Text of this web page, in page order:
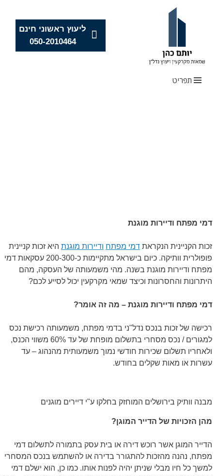
תפריט
ליעוץ ראשוני חינם
050-2010464
דמי מפתח ודיירות מוגנת
זכות הקניינית הנקראת דמי מפתח ודיירות מוגנת היא זכות קניינית
פופולרית וותיקה. כיום בישראל מתקיימות כ-200-300 עסקאות דמי
מפתח ודיירות מוגנת בשנה. מהי משמעותה של העסקה, מהם
היתרונות והחסרונות וכיצד שמאי מקרקעין יכול לסייע לכם?
דמי מפתח ודיירות מוגנת – מה זה אומר?
רכישה של זכות בנכס נדל"ני בדמי מפתח, משמעותה רכישת נכס
למגורים / נכס מסחרי בתשלום מופחת של עד 60% משווי הכנס,
ולאחריו תשלום שכירות חודשי נמוך משמעותית מהנהוג – עד
עשרות או מאות שקלים בחודש.
מבנה וותיק בירושלים המוחזק בחלקו ע"י דיירים מוגנים
מהן הזכויות של הדייר המוגן?
הדייר המוגן אשר רוכש דירה או בית עסק בתמורה לתשלום דמי
מפתח, נהנה מהזכות להתגורר בדירה או להשתמש בנכס המסחרי
למשך כל חיו מבלי שניתן יהיה לפנות אותו. כמו כן, הוא ישלם דמי